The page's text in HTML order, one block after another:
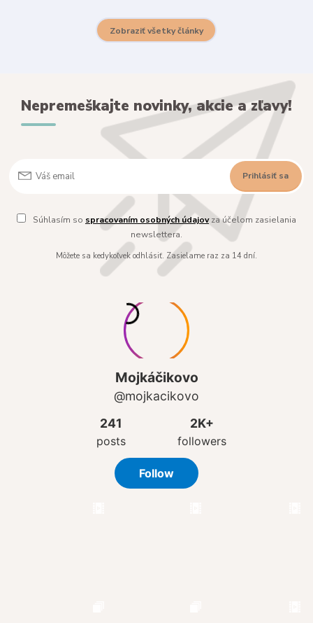
Zobraziť všetky články
Nepremeškajte novinky, akcie a zľavy!
Prihlásiť sa
Súhlasím so spracovaním osobných údajovza účelom zasielania
newslettera.
Môžete sa kedykoľvek odhlásiť. Zasielame raz za 14 dní.